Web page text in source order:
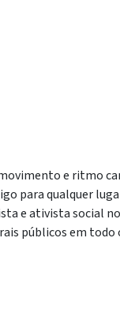
e ritmo
para qualquer
e ativista social
públicos em